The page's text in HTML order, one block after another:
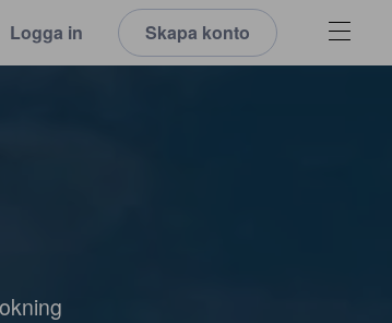
Logga in Skapa konto